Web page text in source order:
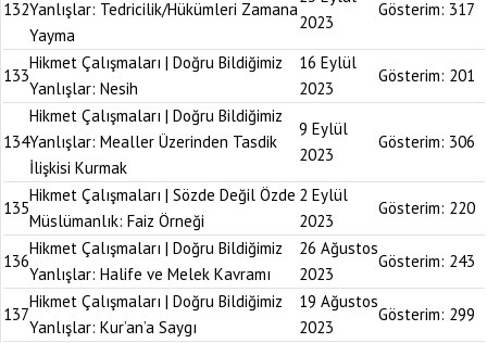
132Yanlışlar: Tedricilik/Hükümleri Zamana
Yayma
2023
Gösterim: 317
133
Hikmet Çalışmaları | Doğru Bildiğimiz
Yanlışlar: Nesih
16 Eylül
2023
Gösterim: 201
134
Hikmet Çalışmaları | Doğru Bildiğimiz
Yanlışlar: Mealler Üzerinden Tasdik
İlişkisi Kurmak
9 Eylül
2023
Gösterim: 306
135
Hikmet Çalışmaları | Sözde Değil Özde
Müslümanlık: Faiz Örneği
2 Eylül
2023
Gösterim: 220
136
Hikmet Çalışmaları | Doğru Bildiğimiz
Yanlışlar: Halife ve Melek Kavramı
26 Ağustos
2023
Gösterim: 243
137
Hikmet Çalışmaları | Doğru Bildiğimiz
Yanlışlar: Kur’an’a Saygı
19 Ağustos
2023
Gösterim: 299